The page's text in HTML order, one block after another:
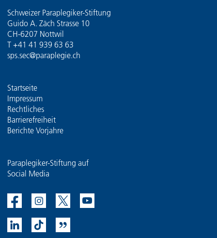
Schweizer Paraplegiker-Stiftung
Guido A. Zäch Strasse 10
CH-6207 Nottwil
T +41 41 939 63 63
sps.sec@paraplegie.ch
Startseite
Impressum
Rechtliches
Barrierefreiheit
Berichte Vorjahre
Paraplegiker-Stiftung auf
Social Media